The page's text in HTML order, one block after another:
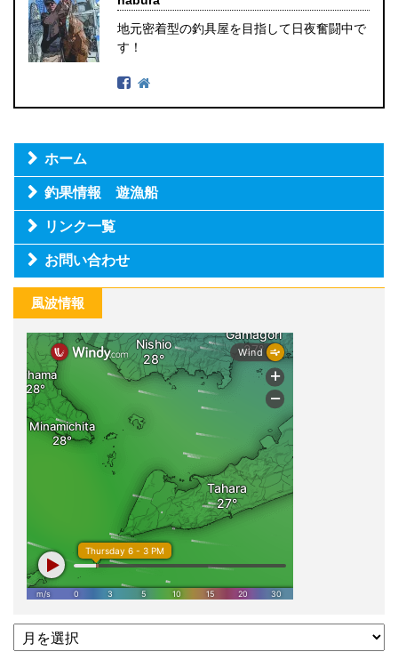
地元密着型の釣具屋を目指して日夜奮闘中で
す！
ホーム
釣果情報 遊漁船
リンク一覧
お問い合わせ
風波情報
過